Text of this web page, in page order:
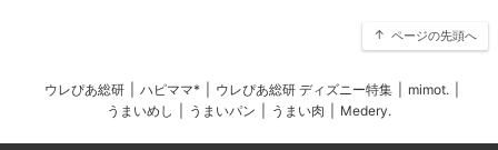
ページの先頭へ
ウレぴあ総研 ハピママ* ウレぴあ総研 ディズニー特集 mimot.
うまいめし
うまいパン うまい肉 Medery.